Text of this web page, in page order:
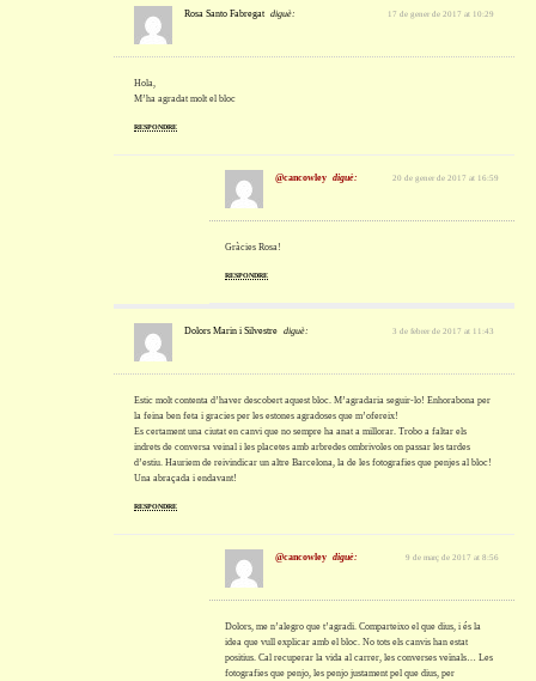
Rosa Santo Fabregat diguè: 17 de gener de 2017 at 10:29
Hola,
M’ha agradat molt el bloc
RESPONDRE
@cancowley diguè: 20 de gener de 2017 at 16:59
Gràcies Rosa!
RESPONDRE
Dolors Marin i Silvestre diguè: 3 de febrer de 2017 at 11:43
Estic molt contenta d’haver descobert aquest bloc. M’agradaria seguir-lo! Enhorabona per
la feina ben feta i gracies per les estones agradoses que m’ofereix!
Es certament una ciutat en canvi que no sempre ha anat a millorar. Trobo a faltar els
indrets de conversa veinal i les placetes amb arbredes ombrivoles on passar les tardes
d’estiu. Hauriem de reivindicar un altre Barcelona, la de les fotografies que penjes al bloc!
Una abraçada i endavant!
RESPONDRE
@cancowley diguè: 9 de març de 2017 at 8:56
Dolors, me n’alegro que t’agradi. Comparteixo el que dius, i és la
idea que vull explicar amb el bloc. No tots els canvis han estat
positius. Cal recuperar la vida al carrer, les converses veïnals… Les
fotografies que penjo, les penjo justament pel que dius, per